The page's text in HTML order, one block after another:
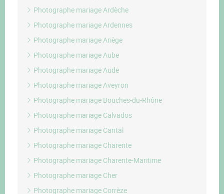
Photographe mariage Ardèche
Photographe mariage Ardennes
Photographe mariage Ariège
Photographe mariage Aube
Photographe mariage Aude
Photographe mariage Aveyron
Photographe mariage Bouches-du-Rhône
Photographe mariage Calvados
Photographe mariage Cantal
Photographe mariage Charente
Photographe mariage Charente-Maritime
Photographe mariage Cher
Photographe mariage Corrèze